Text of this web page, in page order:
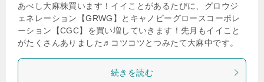
あべし大麻株買います！イイことがあるたびに、グロウジ
ェネレーション【GRWG】とキャノピーグロースコーポレ
ーション【CGC】を買い増していきます！先月もイイこと
がたくさんありました♬コツコツとつみたて大麻中です。
続きを読む